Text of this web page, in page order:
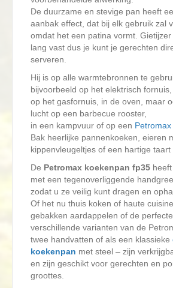
De duurzame en stevige pan heeft
aanbak effect, dat bij elk gebruik zal
omdat het een patina vormt.
lang vast dus je kunt je gerechten
serveren.
Hij is op alle warmtebronnen te
bijvoorbeeld op het elektrisch
op het gasfornuis, in de oven, maar
lucht op een barbecue rooster,
in een kampvuur of op een
Bak heerlijke pannenkoeken, eieren
kippenvleugeltjes of een hartige taart
De Petromax koekenpan fp35
met een tegenoverliggende
zodat u ze veilig kunt dragen en
Of het nu thuis koken of haute
gebakken aardappelen of de
verschillende varianten van de
twee handvatten of als een klassieke
koekenpan met steel – zijn
en zijn geschikt voor gerechten en
groottes.